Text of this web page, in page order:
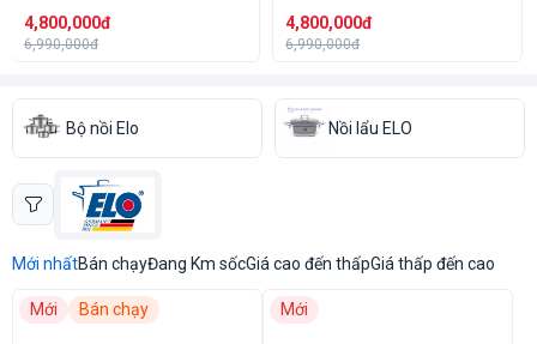
4,800,000đ
6,990,000đ
4,800,000đ
6,990,000đ
Bộ nồi Elo Nồi lẩu ELO
Mới nhấtBán chạyĐang Km sốcGiá cao đến thấpGiá thấp đến cao
Mới Bán chạy Mới